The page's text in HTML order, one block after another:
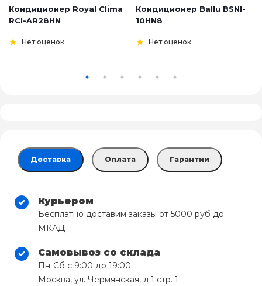
Кондиционер Royal Clima
RCI-AR28HN
Нет оценок
Кондиционер Ballu BSNI-
10HN8
Нет оценок
Доставка Оплата Гарантии
Курьером
Бесплатно доставим заказы от 5000 руб до
МКАД
Самовывоз со склада
Пн-Сб с 9:00 до 19:00
Москва, ул. Чермянская, д.1 стр. 1